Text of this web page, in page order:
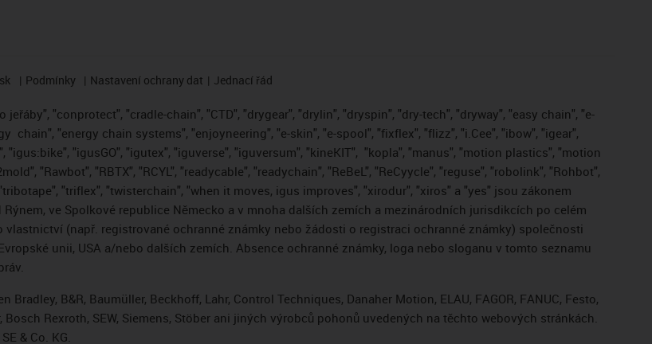
Podmínky Nastavení ochrany dat Jednací řád
"conprotect", "cradle-chain", "CTD", "drygear", "drylin", "dryspin", "dry-tech", "dryway", "easy chain", "e-
chain", "energy chain systems", "enjoyneering", "e-skin", "e-spool", "fixflex", "flizz", "i.Cee", "ibow", "igear",
"igusGO", "igutex", "iguverse", "iguversum", "kineKIT", "kopla", "manus", "motion plastics", "motion
"Rawbot", "RBTX", "RCYL", "readycable", "readychain", "ReBeL", "ReCyycle", "reguse", "robolink", "Rohbot",
"triflex", "twisterchain", "when it moves, igus improves", "xirodur", "xiros" a "yes" jsou zákonem
ve Spolkové republice Německo a v mnoha dalších zemích a mezinárodních jurisdikcích po celém
(např. registrované ochranné známky nebo žádosti o registraci ochranné známky) společnosti
unii, USA a/nebo dalších zemích. Absence ochranné známky, loga nebo sloganu v tomto seznamu
B&R, Baumüller, Beckhoff, Lahr, Control Techniques, Danaher Motion, ELAU, FAGOR, FANUC, Festo,
Bosch Rexroth, SEW, Siemens, Stöber ani jiných výrobců pohonů uvedených na těchto webových stránkách.
& Co. KG.